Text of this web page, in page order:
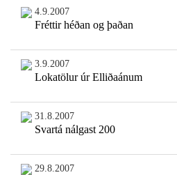
4.9.2007
Fréttir héðan og þaðan
3.9.2007
Lokatölur úr Elliðaánum
31.8.2007
Svartá nálgast 200
29.8.2007